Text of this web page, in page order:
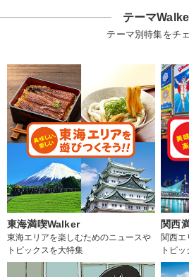
テーマ
テーマ別特集をチ
東海満喫Walker
東海エリアを楽しむためのニュースや
トピックスを大特集
関西
関西エ
トピ